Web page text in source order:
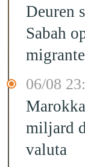
Deuren
Sabah
06/08
miljard
valuta